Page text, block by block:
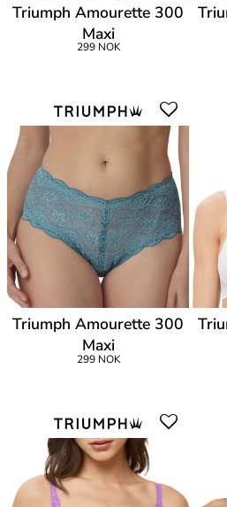
Triumph Amourette 300
Maxi
299 NOK
Triumph Amourette 300
Maxi
299 NOK